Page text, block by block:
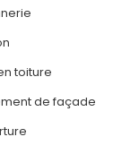
toiture
de façade